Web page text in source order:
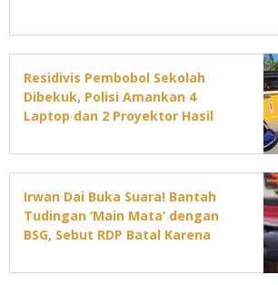
Residivis Pembobol Sekolah
Dibekuk, Polisi Amankan 4
Laptop dan 2 Proyektor Hasil
Irwan Dai Buka Suara! Bantah
Tudingan ‘Main Mata’ dengan
BSG, Sebut RDP Batal Karena